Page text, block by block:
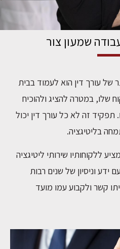
שמעון צור
של עורך דין הוא לעמוד בבית
שלו, במטרה להציג ולהוכיח
זה לא כל עורך דין יכול
בליטיגציה.
ללקוחותיו שירותי ליטיגציה
וניסיון של שנים רבות
קשר ולקבוע עמו מועד